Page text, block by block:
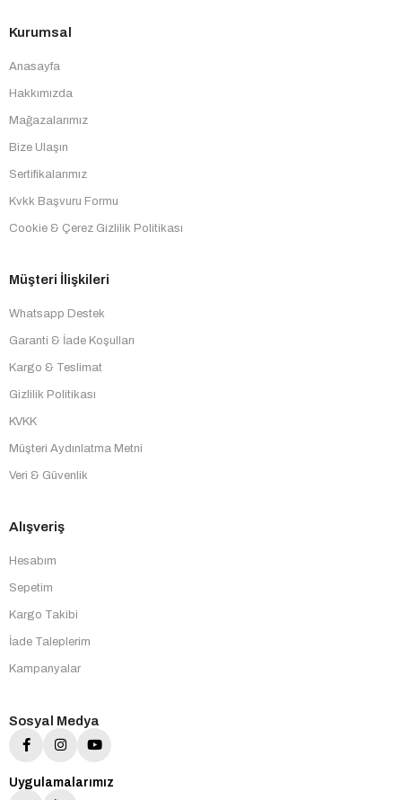
Kurumsal
Anasayfa
Hakkımızda
Mağazalarımız
Bize Ulaşın
Sertifikalarımız
Kvkk Başvuru Formu
Cookie & Çerez Gizlilik Politikası
Müşteri İlişkileri
Whatsapp Destek
Garanti & İade Koşulları
Kargo & Teslimat
Gizlilik Politikası
KVKK
Müşteri Aydınlatma Metni
Veri & Güvenlik
Alışveriş
Hesabım
Sepetim
Kargo Takibi
İade Taleplerim
Kampanyalar
Sosyal Medya
Uygulamalarımız